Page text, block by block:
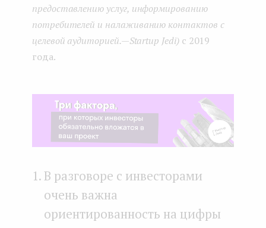
предоставлению услуг, информированию
потребителей и налаживанию контактов с
целевой аудиторией. — Startup Jedi)с 2019
года.
В разговоре с инвесторами
очень важна
ориентированность на цифры